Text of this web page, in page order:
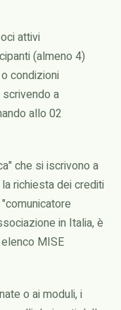
attivi
(almeno 4)
condizioni
a
allo 02
che si iscrivono a
richiesta dei crediti
in Italia, è
MISE
o ai moduli, i